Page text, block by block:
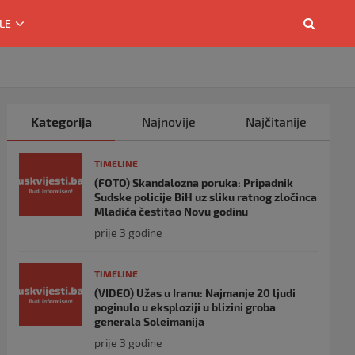
Kategorija Najnovije Najčitanije
TIMELINE
(FOTO) Skandalozna poruka: Pripadnik
Sudske policije BiH uz sliku ratnog zločinca
Mladića čestitao Novu godinu
prije 3 godine
TIMELINE
(VIDEO) Užas u Iranu: Najmanje 20 ljudi
poginulo u eksploziji u blizini groba
generala Soleimanija
prije 3 godine